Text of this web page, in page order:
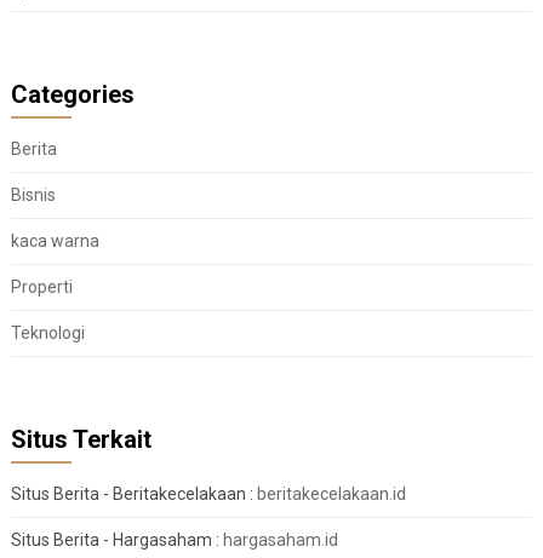
Categories
Berita
Bisnis
kaca warna
Properti
Teknologi
Situs Terkait
Situs Berita - Beritakecelakaan : beritakecelakaan.id
Situs Berita - Hargasaham : hargasaham.id